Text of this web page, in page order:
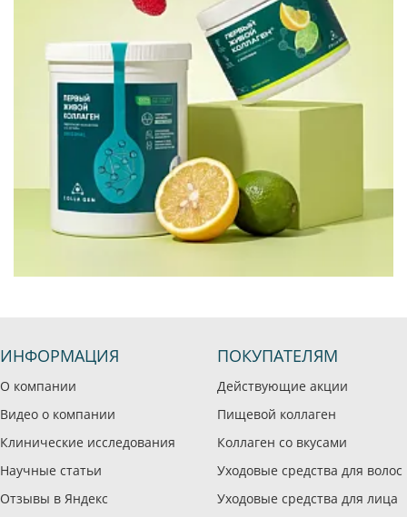
ИНФОРМАЦИЯ
О компании
Видео о компании
Клинические исследования
Научные статьи
Отзывы в Яндекс
ПОКУПАТЕЛЯМ
Действующие акции
Пищевой коллаген
Коллаген со вкусами
Уходовые средства для волос
Уходовые средства для лица